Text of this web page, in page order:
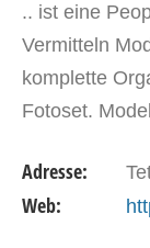
.. ist eine
Vermitteln
komplette
Fotoset.
Sie sich…
Adresse:
Web: